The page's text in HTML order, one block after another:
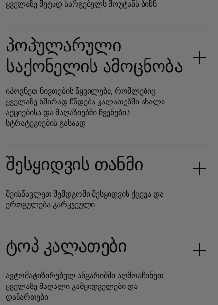
ყველაზე მეტად სარგებელს მოუტანს ბიზნ
პოპულარული
საქონელის ამოცნობა
იპოვნეთ ნივთების წყვილები, რომლებიც
ყველაზე ხშირად ჩნდება კალათებში ახალი
აქციებისა და მაღაზიებში ჩვენების
სტრატეგიების გასაად
შესყიდვის თანმი
შეისწავლეთ შემდგომი შესყიდვის ქცევა და
ერთგულება გარკვეული
ტოპ კალათები
ავტომატიზირებულ ანგარიშში აღმოაჩინეთ
ყველაზე მაღალი გამყიდველები და
დანართები